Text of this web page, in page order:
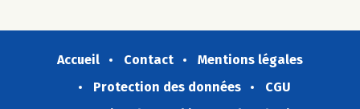
Accueil Contact
Mentions légales
Protection des données
CGU